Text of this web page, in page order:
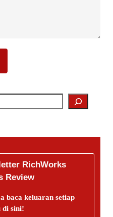
RichWorks
Review
baca keluaran setiap
di sini!